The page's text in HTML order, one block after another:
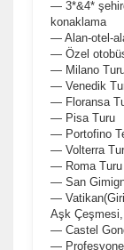
— 3*&4*
konaklama
— Alan-otel-
— Özel
— Milano
— Venedik
— Floransa
— Pisa Turu
— Portofino
— Volterra
— Roma Turu
— San
—
Aşk
— Castel
—